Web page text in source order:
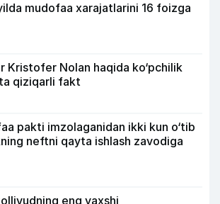
mudofaa xarajatlarini 16 foizga
Kristofer Nolan haqida ko‘pchilik
qiziqarli fakt
pakti imzolaganidan ikki kun o‘tib
neftni qayta ishlash zavodiga
eng yaxshi